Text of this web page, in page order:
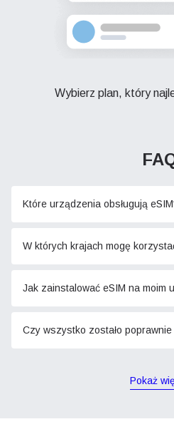
Wybierz plan, który
Które urządzenia obsługują
W których krajach mogę
Jak zainstalować eSIM na moim
Czy wszystko zostało
Pokaż